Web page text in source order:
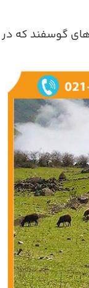
های گوسفند که در